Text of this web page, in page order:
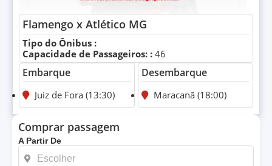
Flamengo x Atlético MG
Tipo do Ônibus :
Capacidade de Passageiros: : 46
Embarque
Juiz de Fora (13:30)
Desembarque
Maracanã (18:00)
Comprar passagem
A Partir De